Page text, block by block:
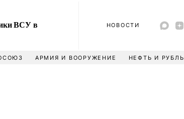
ВСУ в
НОВОСТИ
АРМИЯ И ВООРУЖЕНИЕ НЕФТЬ И РУБЛЬ